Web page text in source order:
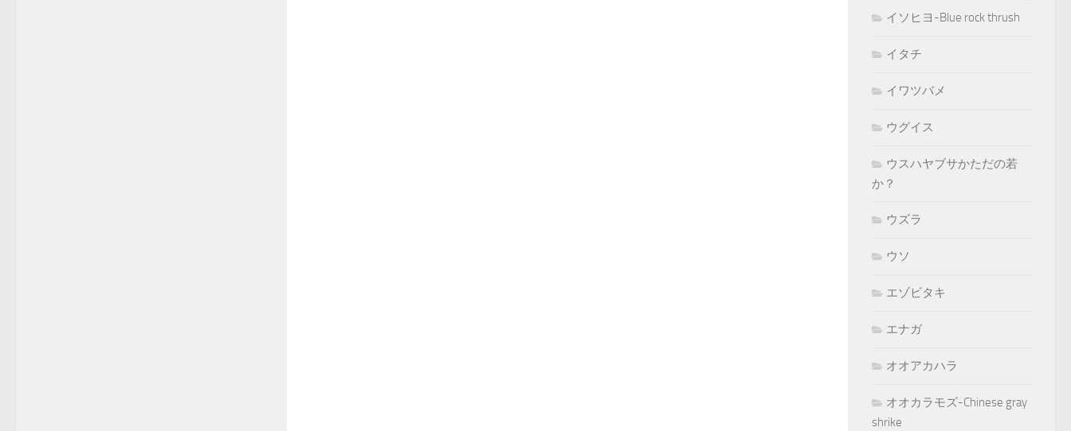
イソヒヨ-Blue rock thrush
イタチ
イワツバメ
ウグイス
ウスハヤブサかただの若
か？
ウズラ
ウソ
エゾビタキ
エナガ
オオアカハラ
オオカラモズ-Chinese gray
shrike